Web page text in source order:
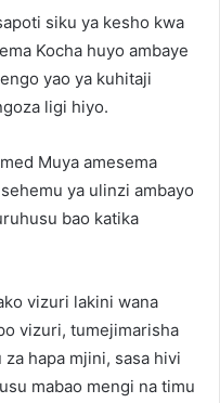
siku ya kesho kwa
Kocha huyo ambaye
yao ya kuhitaji
ligi hiyo.
Muya amesema
ya ulinzi ambayo
bao katika
vizuri lakini wana
vizuri, tumejimarisha
hapa mjini, sasa hivi
mabao mengi na timu